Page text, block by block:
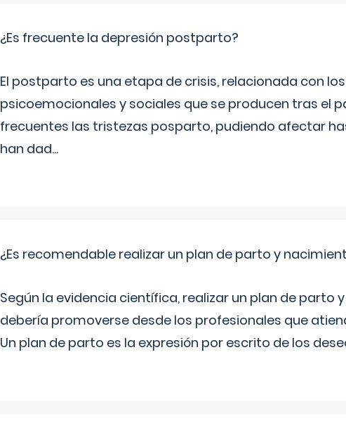
¿Es frecuente la depresión postparto?
El postparto es una etapa de crisis, relacionada con
psicoemocionales y sociales que se producen tras el
frecuentes las tristezas posparto, pudiendo afectar
han dad...
¿Es recomendable realizar un plan de parto y
Según la evidencia científica, realizar un plan de parto
debería promoverse desde los profesionales que
Un plan de parto es la expresión por escrito de los